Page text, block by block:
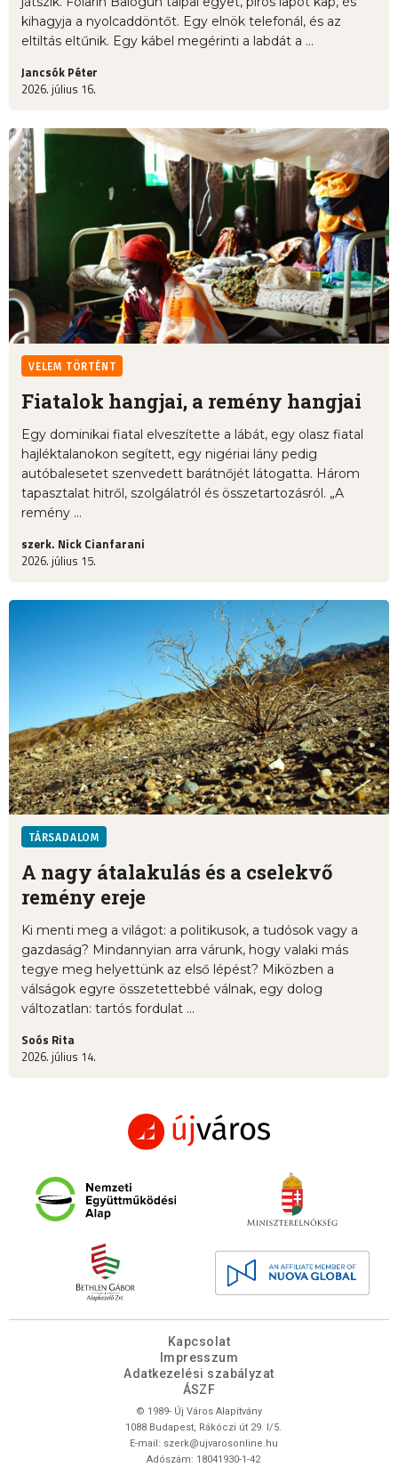
kihagyja a nyolcaddöntőt. Egy elnök telefonál, és az
eltiltás eltűnik. Egy kábel megérinti a labdát a ...
Jancsók Péter
2026. július 16.
VELEM TÖRTÉNT
Fiatalok hangjai, a remény hangjai
Egy dominikai fiatal elveszítette a lábát, egy olasz fiatal
hajléktalanokon segített, egy nigériai lány pedig
autóbalesetet szenvedett barátnőjét látogatta. Három
tapasztalat hitről, szolgálatról és összetartozásról. „A
remény ...
szerk. Nick Cianfarani
2026. július 15.
TÁRSADALOM
A nagy átalakulás és a cselekvő
remény ereje
Ki menti meg a világot: a politikusok, a tudósok vagy a
gazdaság? Mindannyian arra várunk, hogy valaki más
tegye meg helyettünk az első lépést? Miközben a
válságok egyre összetettebbé válnak, egy dolog
változatlan: tartós fordulat ...
Soós Rita
2026. július 14.
Kapcsolat
Impresszum
Adatkezelési szabályzat
ÁSZF
© 1989- Új Város Alapítvány
1088 Budapest, Rákóczi út 29. I/5.
E-mail: szerk@ujvarosonline.hu
Adószám: 18041930-1-42